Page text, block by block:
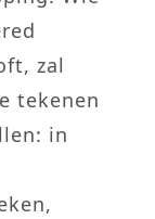
zal
tekenen
in